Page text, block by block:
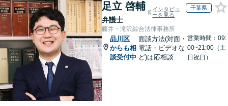
足立 啓輔
弁護士
インタビュ
ーを見る
千葉県
藤井・滝沢綜合法律事務所
品川区
からも相
談受付中
面談方法(対面・
電話・ビデオな
ど)は応相談
営業時間：09:
00~21:00（土
日祝日）